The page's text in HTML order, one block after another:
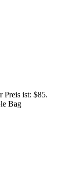
Preis ist: $85.